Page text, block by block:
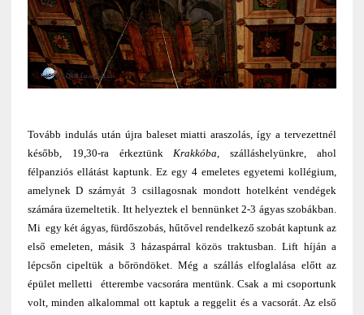
Tovább indulás után újra baleset miatti araszolás, így a tervezettnél
később, 19,30-ra érkeztünkKrakkóba, szálláshelyünkre, ahol
félpanziós ellátást kaptunk. Ez egy 4 emeletes egyetemi kollégium,
amelynek D szárnyát 3 csillagosnak mondott hotelként vendégek
számára üzemeltetik. Itt helyeztek el bennünket 2-3 ágyas szobákban.
Mi egy két ágyas, fürdőszobás, hűtővel rendelkező szobát kaptunk az
első emeleten, másik 3 házaspárral közös traktusban. Lift híján a
lépcsőn cipeltük a bőröndöket. Még a szállás elfoglalása előtt az
épület melletti étterembe vacsorára mentünk. Csak a mi csoportunk
volt, minden alkalommal ott kaptuk a reggelit és a vacsorát. Az első